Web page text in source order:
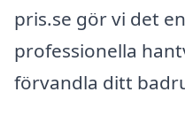
pris.se gör vi det
professionella
förvandla ditt